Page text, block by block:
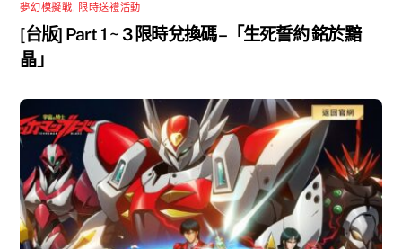
夢幻模擬戰 限時送禮活動
[台版] Part 1 ~ 3 限時兌換碼 –「生死誓約 銘於黯
晶」